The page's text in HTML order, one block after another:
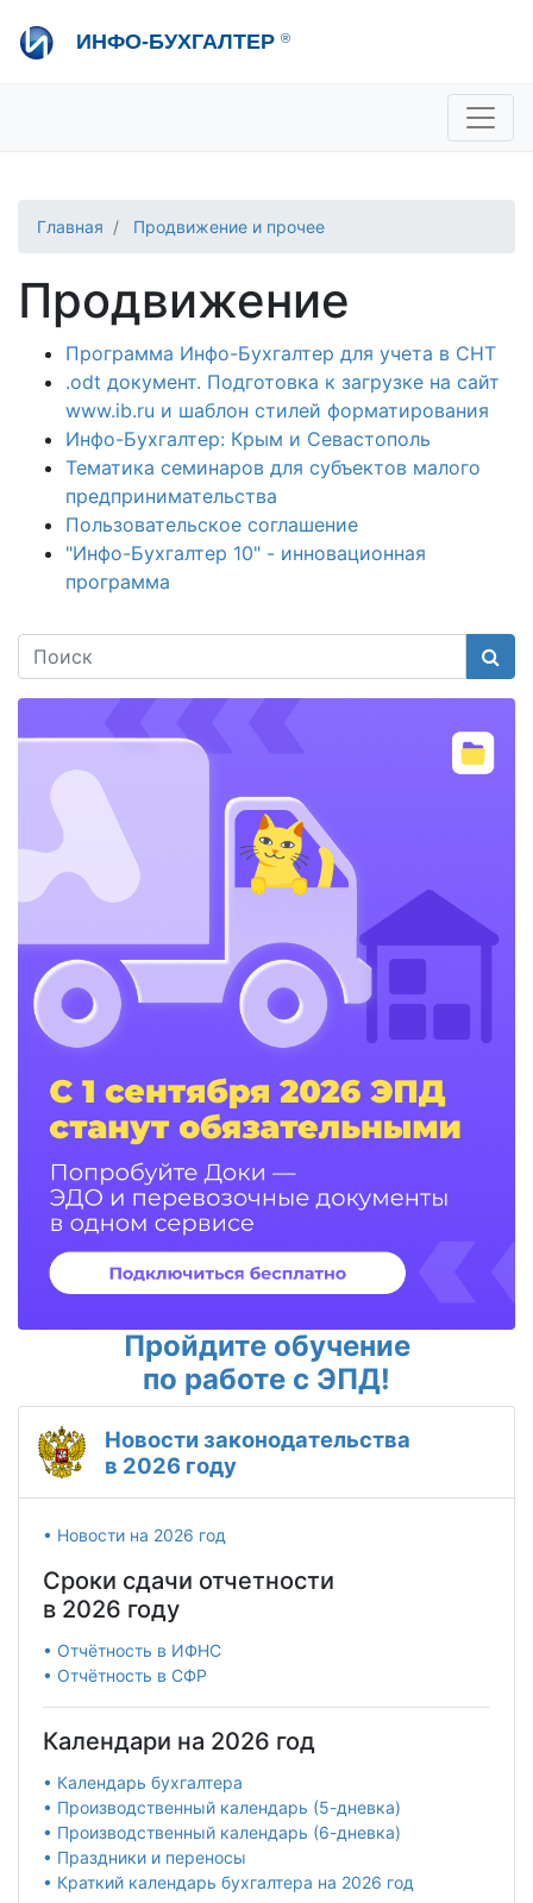
ИНФО-БУХГАЛТЕР ®
Отдел продаж
Консультации
Главная Продвижение и прочее
Продвижение
Программа Инфо-Бухгалтер для учета в СНТ
.odt документ. Подготовка к загрузке на сайт
www.ib.ru и шаблон стилей форматирования
Инфо-Бухгалтер: Крым и Севастополь
Тематика семинаров для субъектов малого
предпринимательства
Пользовательское соглашение
"Инфо-Бухгалтер 10" - инновационная
программа
Пройдите обучение
по работе с ЭПД!
Новости законодательства
в 2026 году
• Новости на 2026 год
Сроки сдачи отчетности
в 2026 году
• Отчётность в ИФНС
• Отчётность в СФР
Календари на 2026 год
• Календарь бухгалтера
• Производственный календарь (5-дневка)
• Производственный календарь (6-дневка)
• Праздники и переносы
• Краткий календарь бухгалтера на 2026 год